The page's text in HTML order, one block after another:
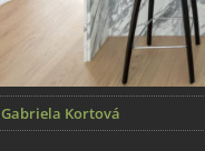
Gabriela Kortová